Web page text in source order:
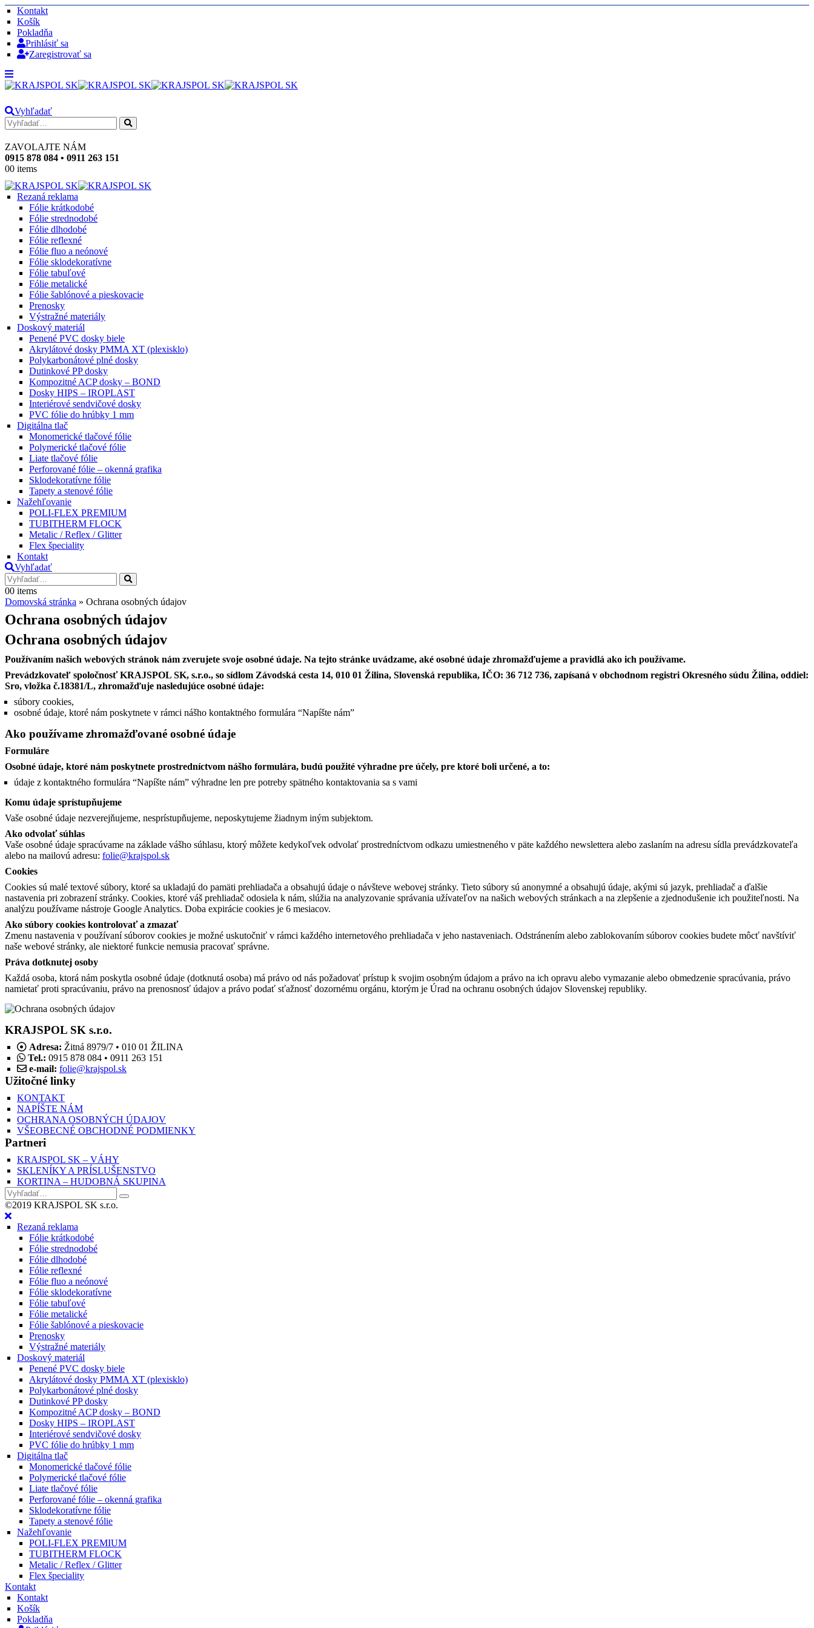
Kontakt
Košík
Pokladňa
Prihlásiť sa
Zaregistrovať sa
Vyhľadať
ZAVOLAJTE NÁM
0915 878 084 • 0911 263 151
00 items
Rezaná reklama
Fólie krátkodobé
Fólie strednodobé
Fólie dlhodobé
Fólie reflexné
Fólie fluo a neónové
Fólie sklodekoratívne
Fólie tabuľové
Fólie metalické
Fólie šablónové a pieskovacie
Prenosky
Výstražné materiály
Doskový materiál
Penené PVC dosky biele
Akrylátové dosky PMMA XT (plexisklo)
Polykarbonátové plné dosky
Dutinkové PP dosky
Kompozitné ACP dosky – BOND
Dosky HIPS – IROPLAST
Interiérové sendvičové dosky
PVC fólie do hrúbky 1 mm
Digitálna tlač
Monomerické tlačové fólie
Polymerické tlačové fólie
Liate tlačové fólie
Perforované fólie – okenná grafika
Sklodekoratívne fólie
Tapety a stenové fólie
Nažehľovanie
POLI-FLEX PREMIUM
TUBITHERM FLOCK
Metalic / Reflex / Glitter
Flex špeciality
Kontakt
Vyhľadať
00 items
Domovská stránka » Ochrana osobných údajov
Ochrana osobných údajov
Ochrana osobných údajov
Používaním našich webových stránok nám zverujete svoje osobné údaje. Na tejto stránke uvádzame, aké osobné údaje zhromažďujeme a pravidlá ako ich používame.
Prevádzkovateľ spoločnosť KRAJSPOL SK, s.r.o., so sídlom Závodská cesta 14, 010 01 Žilina, Slovenská republika, IČO: 36 712 736, zapísaná v obchodnom registri Okresného súdu Žilina, oddiel:
Sro, vložka č.18381/L, zhromažďuje nasledujúce osobné údaje:
súbory cookies,
osobné údaje, ktoré nám poskytnete v rámci nášho kontaktného formulára “Napíšte nám”
Ako používame zhromažďované osobné údaje
Formuláre
Osobné údaje, ktoré nám poskytnete prostredníctvom nášho formulára, budú použité výhradne pre účely, pre ktoré boli určené, a to:
údaje z kontaktného formulára “Napíšte nám” výhradne len pre potreby spätného kontaktovania sa s vami
Komu údaje sprístupňujeme
Vaše osobné údaje nezverejňujeme, nesprístupňujeme, neposkytujeme žiadnym iným subjektom.
Ako odvolať súhlas
Vaše osobné údaje spracúvame na základe vášho súhlasu, ktorý môžete kedykoľvek odvolať prostredníctvom odkazu umiestneného v päte každého newslettera alebo zaslaním na adresu sídla prevádzkovateľa
alebo na mailovú adresu: folie@krajspol.sk
Cookies
Cookies sú malé textové súbory, ktoré sa ukladajú do pamäti prehliadača a obsahujú údaje o návšteve webovej stránky. Tieto súbory sú anonymné a obsahujú údaje, akými sú jazyk, prehliadač a ďalšie
nastavenia pri zobrazení stránky. Cookies, ktoré váš prehliadač odosiela k nám, slúžia na analyzovanie správania užívateľov na našich webových stránkach a na zlepšenie a zjednodušenie ich použiteľnosti. Na
analýzu používame nástroje Google Analytics. Doba expirácie cookies je 6 mesiacov.
Ako súbory cookies kontrolovať a zmazať
Zmenu nastavenia v používaní súborov cookies je možné uskutočniť v rámci každého internetového prehliadača v jeho nastaveniach. Odstránením alebo zablokovaním súborov cookies budete môcť navštíviť
naše webové stránky, ale niektoré funkcie nemusia pracovať správne.
Práva dotknutej osoby
Každá osoba, ktorá nám poskytla osobné údaje (dotknutá osoba) má právo od nás požadovať prístup k svojim osobným údajom a právo na ich opravu alebo vymazanie alebo obmedzenie spracúvania, právo
namietať proti spracúvaniu, právo na prenosnosť údajov a právo podať sťažnosť dozornému orgánu, ktorým je Úrad na ochranu osobných údajov Slovenskej republiky.
KRAJSPOL SK s.r.o.
Adresa: Žitná 8979/7 • 010 01 ŽILINA
Tel.: 0915 878 084 • 0911 263 151
e-mail: folie@krajspol.sk
Užitočné linky
KONTAKT
NAPÍŠTE NÁM
OCHRANA OSOBNÝCH ÚDAJOV
VŠEOBECNÉ OBCHODNÉ PODMIENKY
Partneri
KRAJSPOL SK – VÁHY
SKLENÍKY A PRÍSLUŠENSTVO
KORTINA – HUDOBNÁ SKUPINA
©2019 KRAJSPOL SK s.r.o.
Rezaná reklama
Fólie krátkodobé
Fólie strednodobé
Fólie dlhodobé
Fólie reflexné
Fólie fluo a neónové
Fólie sklodekoratívne
Fólie tabuľové
Fólie metalické
Fólie šablónové a pieskovacie
Prenosky
Výstražné materiály
Doskový materiál
Penené PVC dosky biele
Akrylátové dosky PMMA XT (plexisklo)
Polykarbonátové plné dosky
Dutinkové PP dosky
Kompozitné ACP dosky – BOND
Dosky HIPS – IROPLAST
Interiérové sendvičové dosky
PVC fólie do hrúbky 1 mm
Digitálna tlač
Monomerické tlačové fólie
Polymerické tlačové fólie
Liate tlačové fólie
Perforované fólie – okenná grafika
Sklodekoratívne fólie
Tapety a stenové fólie
Nažehľovanie
POLI-FLEX PREMIUM
TUBITHERM FLOCK
Metalic / Reflex / Glitter
Flex špeciality
Kontakt
Kontakt
Košík
Pokladňa